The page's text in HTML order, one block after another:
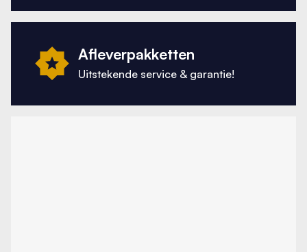
Afleverpakketten
Uitstekende service & garantie!